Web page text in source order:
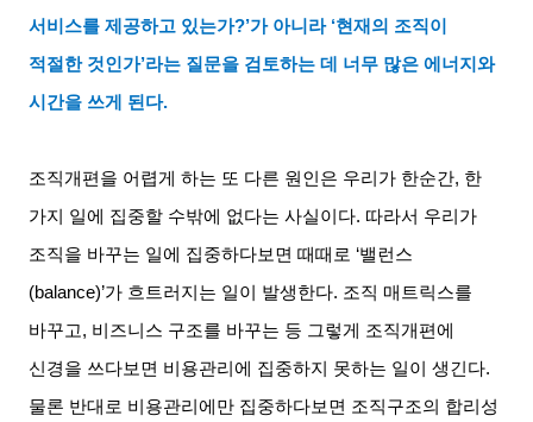
서비스를 제공하고 있는가?’가 아니라‘현재의 조직이
적절한 것인가’라는 질문을 검토하는 데 너무 많은 에너지와
시간을 쓰게 된다.
조직개편을 어렵게 하는 또 다른 원인은 우리가 한순간, 한
가지 일에 집중할 수밖에 없다는 사실이다. 따라서 우리가
조직을 바꾸는 일에 집중하다보면 때때로 ‘밸런스
(balance)’가 흐트러지는 일이 발생한다. 조직 매트릭스를
바꾸고, 비즈니스 구조를 바꾸는 등 그렇게 조직개편에
신경을 쓰다보면 비용관리에 집중하지 못하는 일이 생긴다.
물론 반대로 비용관리에만 집중하다보면 조직구조의 합리성